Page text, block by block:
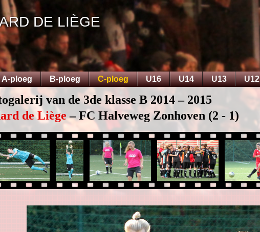
DE LIÈGE
A-ploeg B-ploeg C-ploeg U16 U14 U13 U12
van de 3de klasse B 2014 – 2015
de Liège– FC Halveweg Zonhoven (2 - 1)